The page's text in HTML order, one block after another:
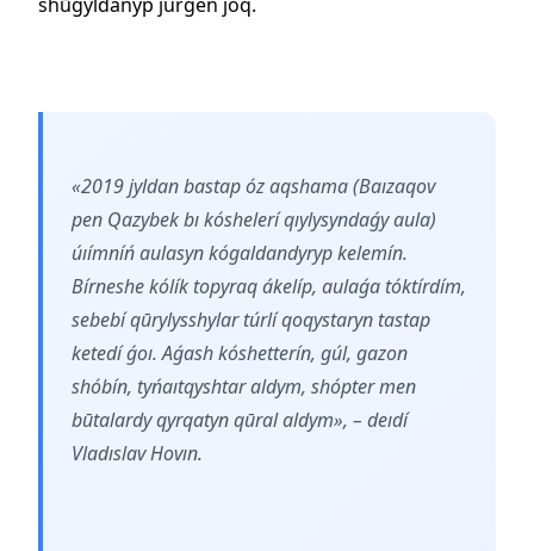
«2019 jyldan bastap óz aqshama (Baızaqov
pen Qazybek bı kóshelerí qıylysyndaǵy aula)
úıímníń aulasyn kógaldandyryp kelemín.
Bírneshe kólík topyraq ákelíp, aulaǵa tóktírdím,
sebebí qūrylysshylar túrlí qoqystaryn tastap
ketedí ǵoı. Aǵash kóshetterín, gúl, gazon
shóbín, tyńaıtqyshtar aldym, shópter men
būtalardy qyrqatyn qūral aldym», – deıdí
Vladıslav Hovın.